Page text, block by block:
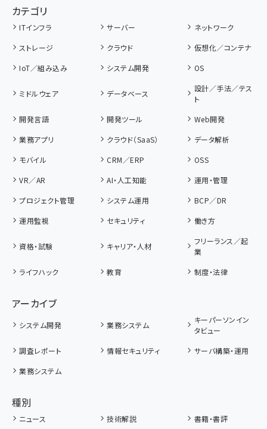
カテゴリ
ITインフラ サーバー
ネットワーク
ストレージ
クラウド
仮想化／コンテナ
IoT／組み込み
システム開発 OS
ミドルウェア データベース
設計／手法／テス
ト
開発言語
開発ツール
Web開発
業務アプリ
クラウド（SaaS）
データ解析
モバイル
CRM／ERP
OSS
VR／AR
AI・人工知能
運用・管理
プロジェクト管理
システム運用
BCP／DR
運用監視
セキュリティ 働き方
資格・試験 キャリア・人材
フリーランス／起
業
ライフハック
教育 制度・法律
アーカイブ
システム開発 業務システム
キーパーソンイン
タビュー
調査レポート
情報セキュリティ
サーバ構築・運用
業務システム
種別
ニュース 技術解説
書籍・書評